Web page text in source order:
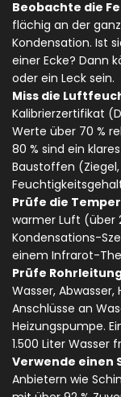
Beobachte die
flächig an der
Kondensation. Ist
einer Ecke? Dann
oder ein Leck sein.
Miss die
Kalibrierzertifikat
Werte über 70 %
80 % sind ein
Baustoffen
Prüfe die
warmer Luft (über
Kondensations-
einem Infrarot-
Prüfe
Wasser,
Anschlüsse an
Heizungspumpe.
1.500 Liter Wasser
Verwende einen
Anbietern wie